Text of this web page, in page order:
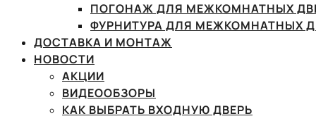
ПОГОНАЖ ДЛЯ МЕЖКОМНАТНЫХ
ФУРНИТУРА ДЛЯ МЕЖКОМНАТНЫХ
ДОСТАВКА И МОНТАЖ
НОВОСТИ
АКЦИИ
ВИДЕООБЗОРЫ
КАК ВЫБРАТЬ ВХОДНУЮ ДВЕРЬ